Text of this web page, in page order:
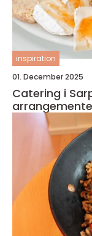
inspiration
01. December 2025
Catering i